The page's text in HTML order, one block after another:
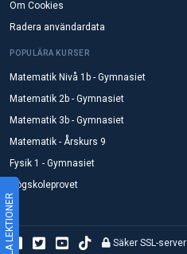
ALLA LEKTIONER
Om Cookies
Radera användardata
POPULÄRA KURSER
Matematik Nivå 1b - Gymnasiet
Matematik 2b - Gymnasiet
Matematik 3b - Gymnasiet
Matematik - Årskurs 9
Fysik 1 - Gymnasiet
Högskoleprovet
Säker SSL-server